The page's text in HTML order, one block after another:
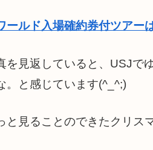
ールド入場確約券付ツアー
を見返していると、USJで
。と感じています(^_^;)
と見ることのできたクリス